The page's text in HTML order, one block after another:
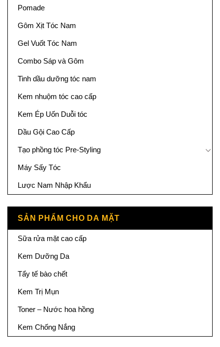
Pomade
Gôm Xịt Tóc Nam
Gel Vuốt Tóc Nam
Combo Sáp và Gôm
Tinh dầu dưỡng tóc nam
Kem nhuộm tóc cao cấp
Kem Ép Uốn Duỗi tóc
Dầu Gội Cao Cấp
Tạo phồng tóc Pre-Styling
Máy Sấy Tóc
Lược Nam Nhập Khẩu
SẢN PHẨM CHO DA MẶT
Sữa rửa mặt cao cấp
Kem Dưỡng Da
Tẩy tế bào chết
Kem Trị Mụn
Toner – Nước hoa hồng
Kem Chống Nắng